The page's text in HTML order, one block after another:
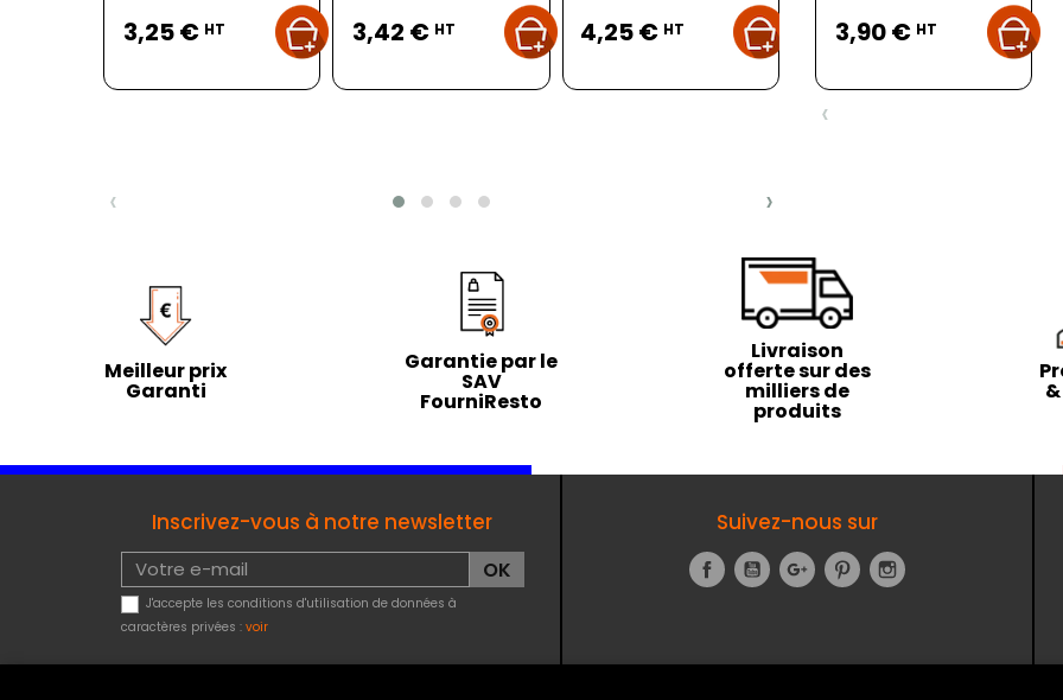
3,25 € HT 3,42 € HT 4,25 € HT 19,78 €HT
‹ ›
3,90 € HT
‹
Meilleur prix
Garanti
Garantie par le
SAV
FourniResto
Livraison
offerte sur des
milliers de
produits
Inscrivez-vous à notre newsletter
J'accepte les conditions d'utilisation de données à
caractères privées : voir
Suivez-nous sur
Facebook
YouTubeGoogle+PinterestInstagram